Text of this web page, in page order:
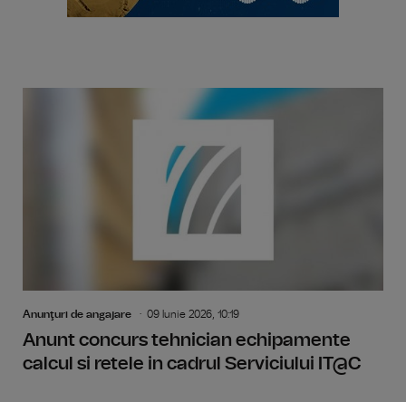
Anunţuri de angajare 09 Iunie 2026, 10:19
Anunt concurs tehnician echipamente
calcul si retele in cadrul Serviciului IT@C